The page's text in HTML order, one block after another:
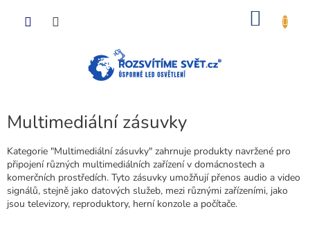
Multimediální zásuvky
Kategorie "Multimediální zásuvky" zahrnuje produkty navržené pro
připojení různých multimediálních zařízení v domácnostech a
komerčních prostředích. Tyto zásuvky umožňují přenos audio a video
signálů, stejně jako datových služeb, mezi různými zařízeními, jako
jsou televizory, reproduktory, herní konzole a počítače.